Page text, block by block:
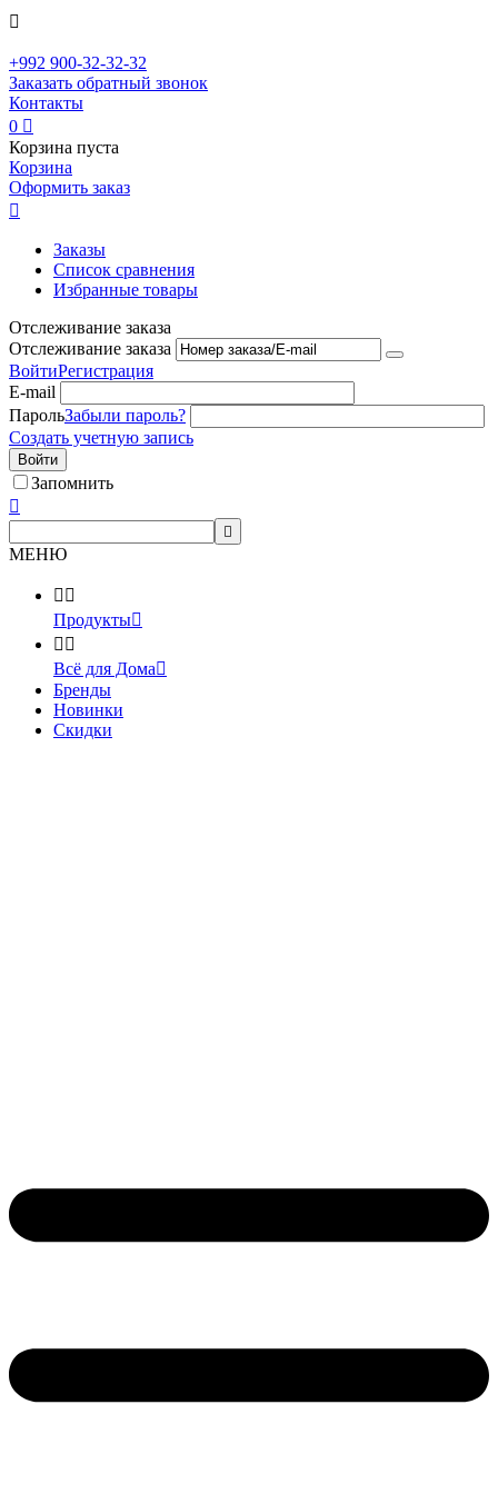

+992 900-32-32-32
Заказать обратный звонок
Контакты
0 
Корзина пуста
Корзина
Оформить заказ

Заказы
Список сравнения
Избранные товары
Отслеживание заказа
Отслеживание заказа
ВойтиРегистрация
E-mail
ПарольЗабыли пароль?
Создать учетную запись
Войти
Запомнить


МЕНЮ
 
Продукты
 
Всё для Дома
Бренды
Новинки
Скидки